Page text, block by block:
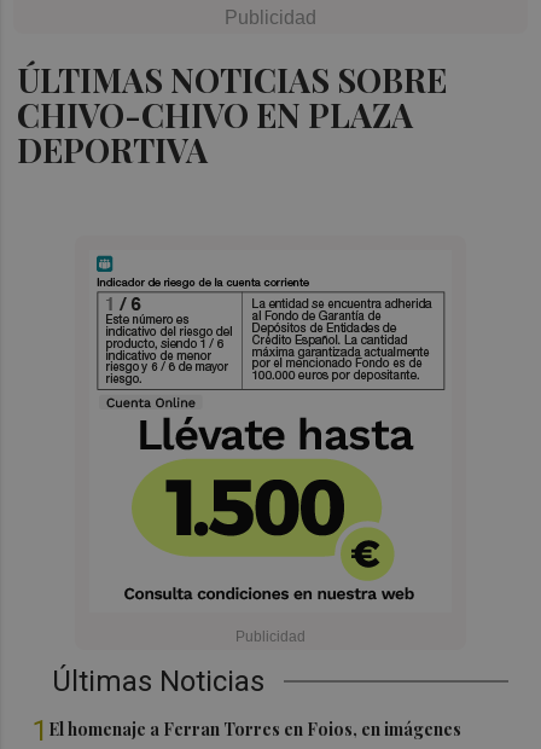
ÚLTIMAS NOTICIAS SOBRE
CHIVO-CHIVO EN PLAZA
DEPORTIVA
Últimas Noticias
1 El homenaje a Ferran Torres en Foios, en imágenes